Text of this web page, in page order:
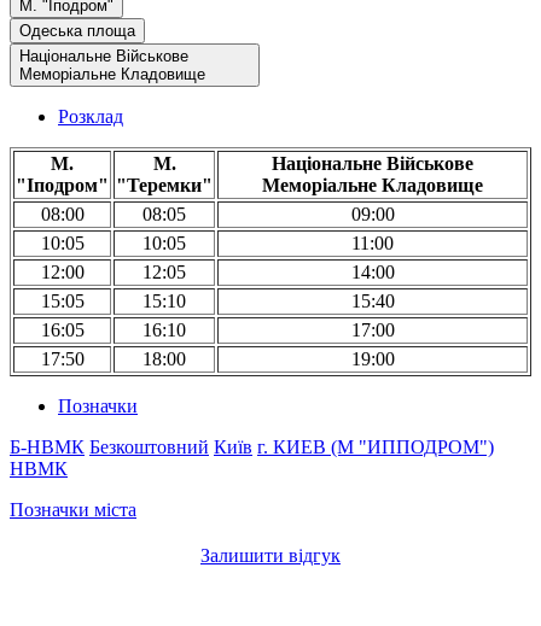
М. "Іподром"
Одеська площа
Національне Військове
Меморіальне Кладовище
Розклад
М.
"Іподром"
М.
"Теремки"
Національне Військове
Меморіальне Кладовище
08:00
08:05
09:00
10:05
10:05
11:00
12:00
12:05
14:00
15:05
15:10
15:40
16:05
16:10
17:00
17:50
18:00 19:00
Позначки
Б-НВМК Безкоштовний Київ г. КИЕВ (М "ИППОДРОМ")
НВМК
Позначки міста
Залишити відгук